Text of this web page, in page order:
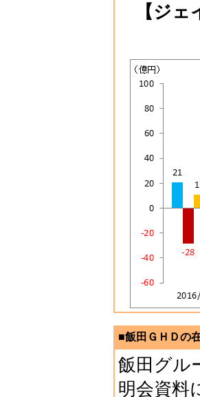
【ジ
■飯田ＧＨＤの
飯田グル
明会資料